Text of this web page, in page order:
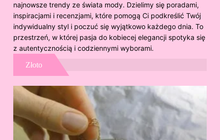
najnowsze trendy ze świata mody. Dzielimy się poradami,
inspiracjami i recenzjami, które pomogą Ci podkreślić Twój
indywidualny styl i poczuć się wyjątkowo każdego dnia. To
przestrzeń, w której pasja do kobiecej elegancji spotyka się
z autentycznością i codziennymi wyborami.
Złoto